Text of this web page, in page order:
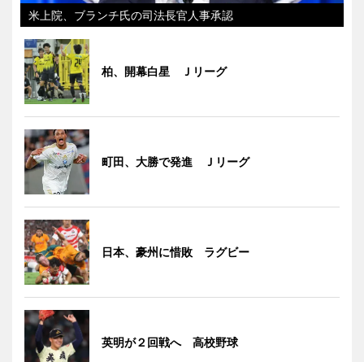
米上院、ブランチ氏の司法長官人事承認
柏、開幕白星 Ｊリーグ
町田、大勝で発進 Ｊリーグ
日本、豪州に惜敗 ラグビー
英明が２回戦へ 高校野球